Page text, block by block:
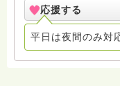
応援する
平日は夜間のみ対